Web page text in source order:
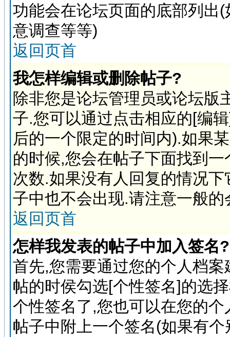
功能会在论坛页面的底部列出
意调查等等)
返回页首
我怎样编辑或删除帖子?
除非您是论坛管理员或论坛版
子.您可以通过点击相应的[编
后的一个限定的时间内).如果
的时候,您会在帖子下面找到
次数.如果没有人回复的情况
子中也不会出现.请注意一般
返回页首
怎样我发表的帖子中加入签名?
首先,您需要通过您的个人档
帖的时侯勾选[个性签名]的选
个性签名了,您也可以在您的
帖子中附上一个签名(如果有